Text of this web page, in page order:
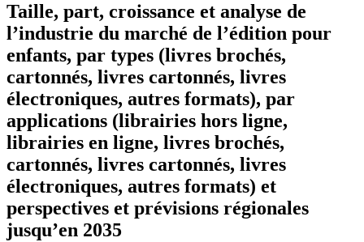
Taille, part, croissance et analyse de
l’industrie du marché de l’édition pour
enfants, par types (livres brochés,
cartonnés, livres cartonnés, livres
électroniques, autres formats), par
applications (librairies hors ligne,
librairies en ligne, livres brochés,
cartonnés, livres cartonnés, livres
électroniques, autres formats) et
perspectives et prévisions régionales
jusqu’en 2035